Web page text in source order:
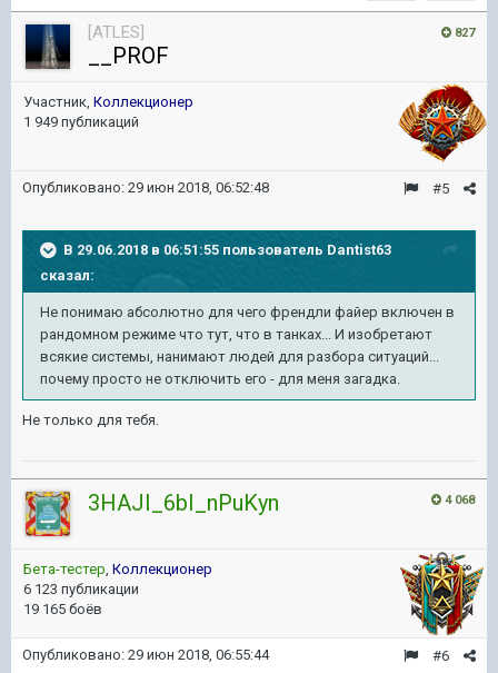
827
[ATLES]
__PROF
Участник, Коллекционер
1 949 публикаций
#5
Опубликовано: 29 июн 2018, 06:52:48
В 29.06.2018 в 06:51:55 пользователь Dantist63
сказал:
Не понимаю абсолютно для чего френдли файер включен в
рандомном режиме что тут, что в танках... И изобретают
всякие системы, нанимают людей для разбора ситуаций...
почему просто не отключить его - для меня загадка.
Не только для тебя.
4 068
3HAJI_6bI_nPuKyn
Бета-тестер, Коллекционер
6 123 публикации
19 165 боёв
#6
Опубликовано: 29 июн 2018, 06:55:44